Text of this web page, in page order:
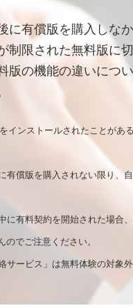
に有償版を購入しな
制限された無料版に
版の機能の違いにつ
インストールされたことがあ
有償版を購入されない限り、
に有料契約を開始された場合
のでご注意ください。
サービス」は無料体験の対象外